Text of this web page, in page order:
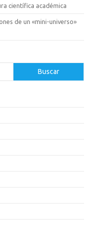
científica académica
de un «mini-universo»
Buscar